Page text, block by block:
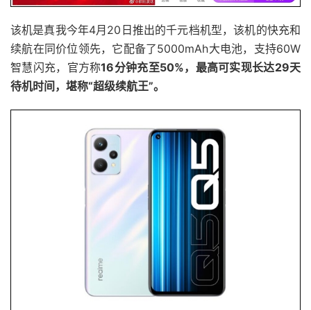
该机是真我今年4月20日推出的千元档机型，该机的快充和
续航在同价位领先，它配备了5000mAh大电池，支持60W
智慧闪充，官方称16分钟充至50%，最高可实现长达29天
待机时间，堪称“超级续航王”。